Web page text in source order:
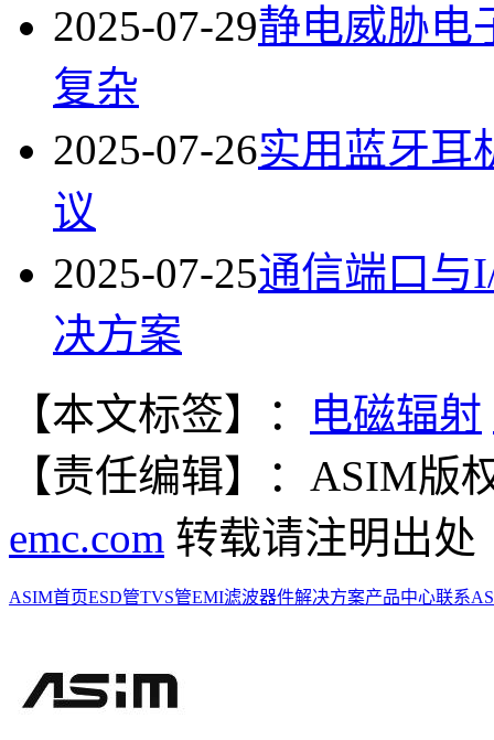
2025-07-29静电威胁电
复杂
2025-07-26实用蓝牙耳
议
2025-07-25通信端口与
决方案
【本文标签】：
电磁辐射
【责任编辑】：ASIM版
emc.com 转载请注明出处
ASIM首页ESD管TVS管EMI滤波器件解决方案产品中心联系